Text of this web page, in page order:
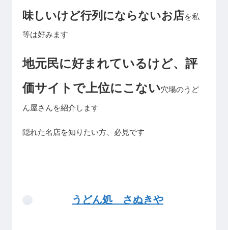
味しいけど行列にならないお店を私
等は好みます
地元民に好まれているけど、評
価サイトで上位にこない穴場のうど
ん屋さんを紹介します
隠れた名店を知りたい方、必見です
うどん処 さぬきや